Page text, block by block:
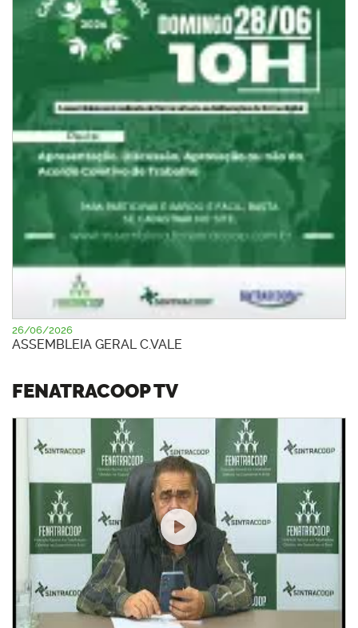
26/06/2026
ASSEMBLEIA GERAL C.VALE
FENATRACOOP TV